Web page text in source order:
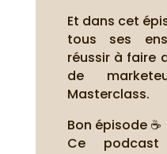
Et dans cet
tous ses
réussir à faire
de
Masterclass.
Bon épisode ☕
Ce